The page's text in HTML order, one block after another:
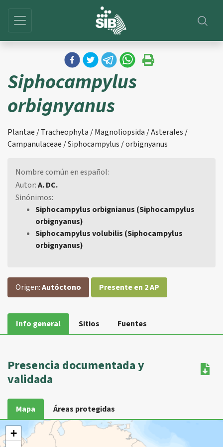
Siphocampylus
orbignyanus
Plantae / Tracheophyta / Magnoliopsida / Asterales /
Campanulaceae / Siphocampylus / orbignyanus
Nombre común en español:
Autor:A. DC.
Sinónimos:
Siphocampylus orbignianus (Siphocampylus
orbignyanus)
Siphocampylus volubilis (Siphocampylus
orbignyanus)
Origen:Autóctono Presente en 2 AP
Info general Sitios Fuentes
Presencia documentada y
validada
Mapa Áreas protegidas
+